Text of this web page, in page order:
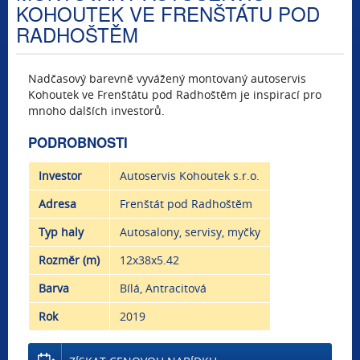
KOHOUTEK VE FRENŠTÁTU POD
RADHOŠTĚM
Nadčasový barevně vyvážený montovaný autoservis
Kohoutek ve Frenštátu pod Radhoštěm je inspirací pro
mnoho dalších investorů.
PODROBNOSTI
Investor
Autoservis Kohoutek s.r.o.
Adresa
Frenštát pod Radhoštěm
Typ haly
Autosalony, servisy, myčky
Rozměr (m)
12x38x5.42
Barva
Bílá, Antracitová
Rok
2019